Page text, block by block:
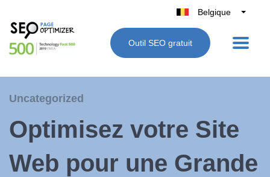
Belgique
België
Nederland
España
Outil SEO gratuit
Uncategorized
Optimisez votre Site
Web pour une Grande